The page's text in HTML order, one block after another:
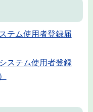
テム使用者登録届
ステム使用者登録